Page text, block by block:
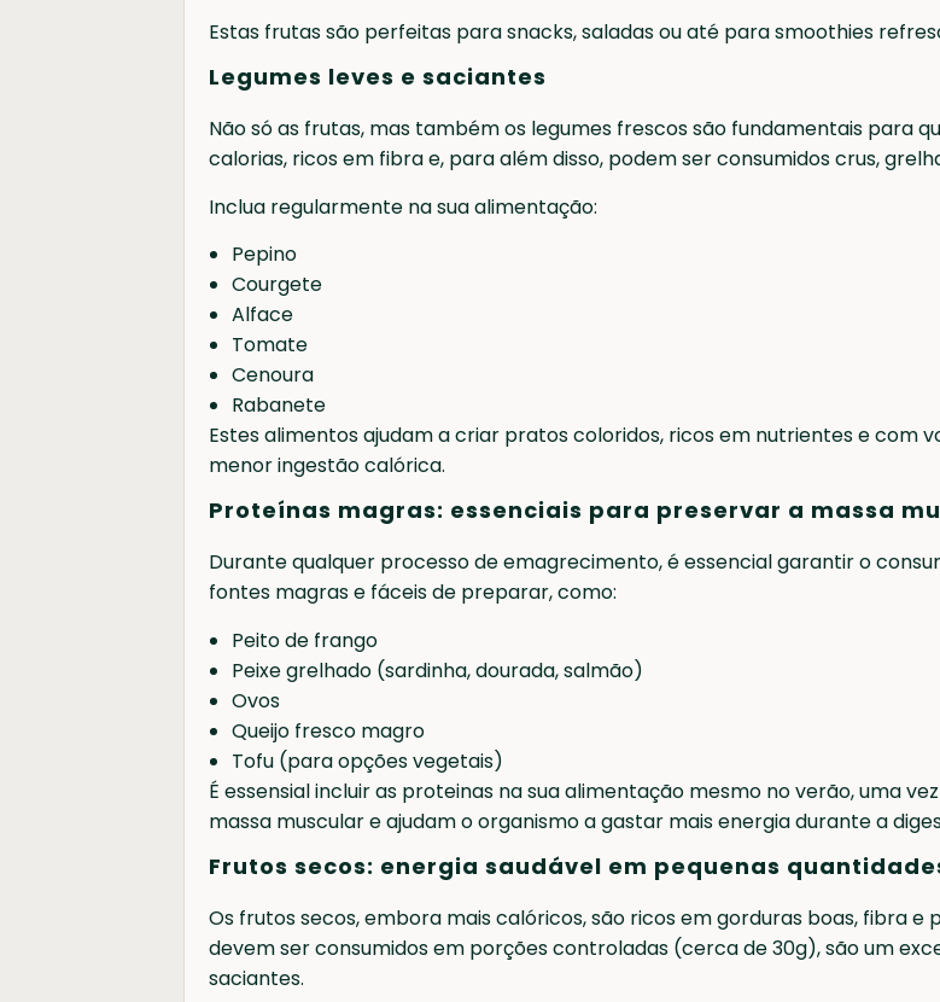
Estas frutas são perfeitas para snacks, saladas ou até para smoothies
Legumes leves e saciantes
Não só as frutas, mas também os legumes frescos são fundamentais para
calorias, ricos em fibra e, para além disso, podem ser consumidos crus,
Inclua regularmente na sua alimentação:
Pepino
Courgete
Alface
Tomate
Cenoura
Rabanete
Estes alimentos ajudam a criar pratos coloridos, ricos em nutrientes e com
menor ingestão calórica.
Proteínas magras: essenciais para preservar a massa
Durante qualquer processo de emagrecimento, é essencial garantir o
fontes magras e fáceis de preparar, como:
Peito de frango
Peixe grelhado (sardinha, dourada, salmão)
Ovos
Queijo fresco magro
Tofu (para opções vegetais)
É essensial incluir as proteinas na sua alimentação mesmo no verão, uma
massa muscular e ajudam o organismo a gastar mais energia durante a
Frutos secos: energia saudável em pequenas
Os frutos secos, embora mais calóricos, são ricos em gorduras boas, fibra
devem ser consumidos em porções controladas (cerca de 30g), são um
saciantes.